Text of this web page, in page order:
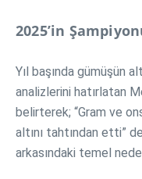
2025’in
Yıl başında gümüşün
analizlerini hatırlatan
belirterek; “Gram ve
altını tahtından etti”
arkasındaki temel